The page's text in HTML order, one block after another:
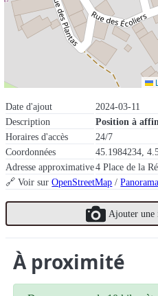
Date d'ajout
2024-03-11
Description
Position à
Horaires d'accès
24/7
Coordonnées
45.1984234,
Adresse approximative4 Place de la
🔗 Voir surOpenStreetMap /
Ajouter une
À proximité